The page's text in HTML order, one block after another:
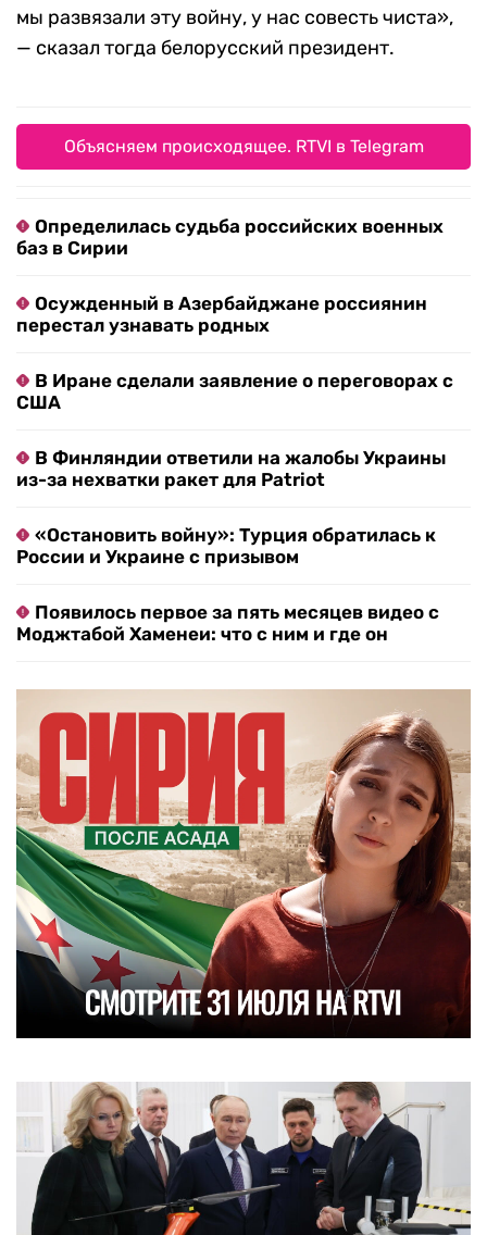
мы развязали эту войну, у нас совесть чиста»,
— сказал тогда белорусский президент.
Объясняем происходящее. RTVI в Telegram
Определилась судьба российских военных
баз в Сирии
Осужденный в Азербайджане россиянин
перестал узнавать родных
В Иране сделали заявление о переговорах с
США
В Финляндии ответили на жалобы Украины
из-за нехватки ракет для Patriot
«Остановить войну»: Турция обратилась к
России и Украине с призывом
Появилось первое за пять месяцев видео с
Моджтабой Хаменеи: что с ним и где он